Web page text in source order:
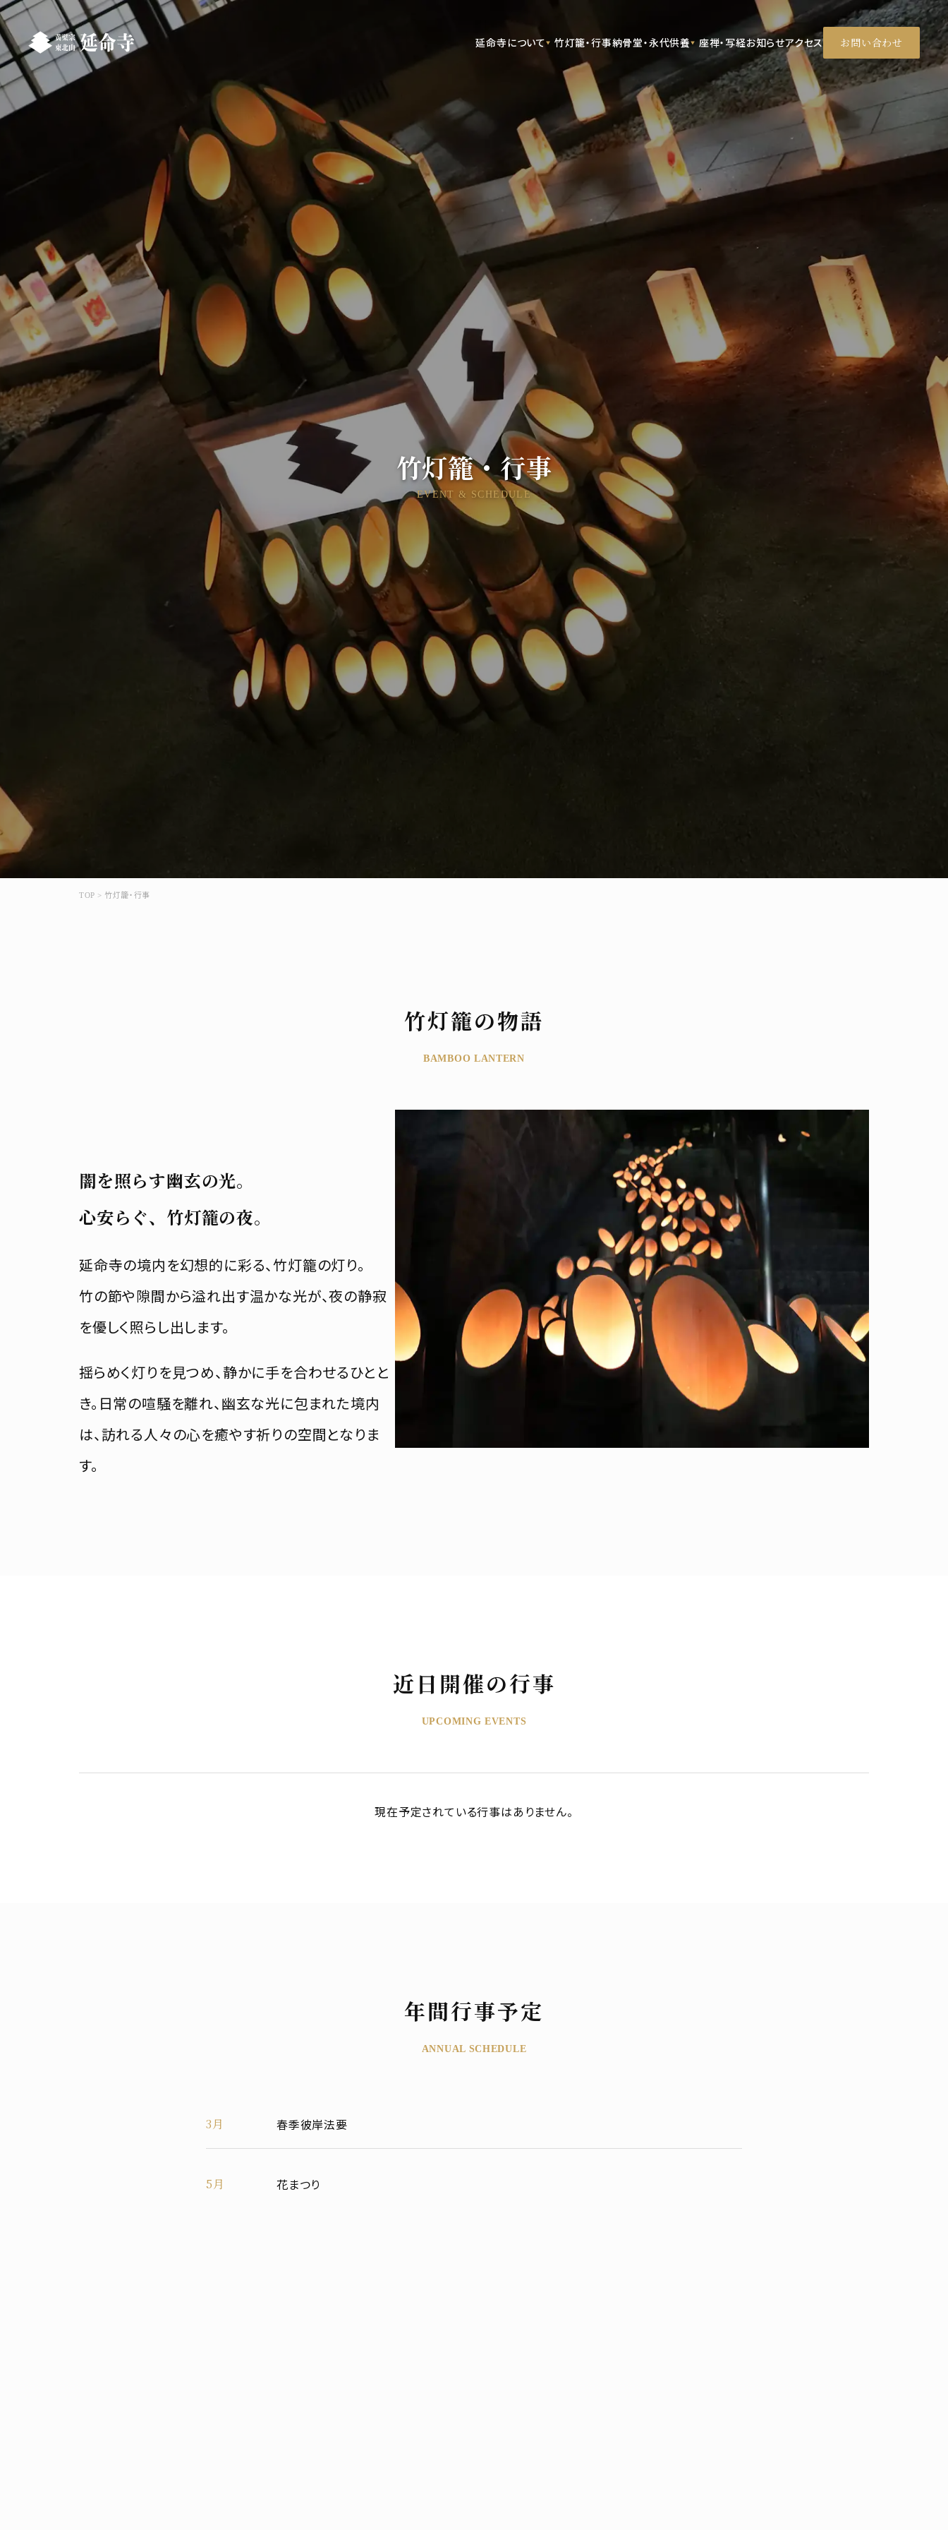
延命寺について 竹灯籠・行事納骨堂・永代供養 座禅・写経お知らせアクセス お問い合わせ
竹灯籠・行事
EVENT & SCHEDULE
TOP > 竹灯籠・行事
竹灯籠の物語
BAMBOO LANTERN
闇を照らす幽玄の光。
心安らぐ、竹灯籠の夜。
延命寺の境内を幻想的に彩る、竹灯籠の灯り。
竹の節や隙間から溢れ出す温かな光が、夜の静寂
を優しく照らし出します。
揺らめく灯りを見つめ、静かに手を合わせるひとと
き。日常の喧騒を離れ、幽玄な光に包まれた境内
は、訪れる人々の心を癒やす祈りの空間となりま
す。
近日開催の行事
UPCOMING EVENTS
現在予定されている行事はありません。
年間行事予定
ANNUAL SCHEDULE
3月 春季彼岸法要
5月 花まつり